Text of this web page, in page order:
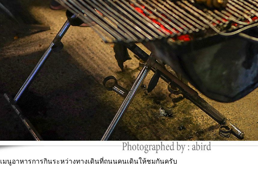
มนูอาหารการกินระหว่างทางเดินที่ถนนคนเดินให้ชมกันครับ